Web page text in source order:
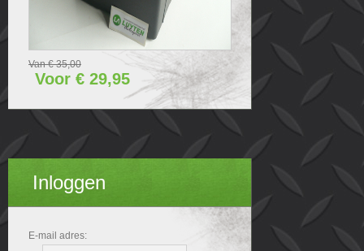
Van € 35,00
Voor € 29,95
Inloggen
E-mail adres: